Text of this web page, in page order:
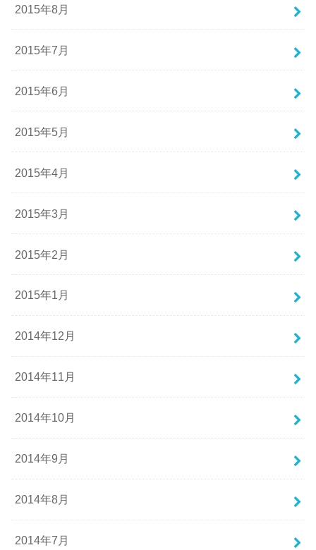
2015年8月
2015年7月
2015年6月
2015年5月
2015年4月
2015年3月
2015年2月
2015年1月
2014年12月
2014年11月
2014年10月
2014年9月
2014年8月
2014年7月